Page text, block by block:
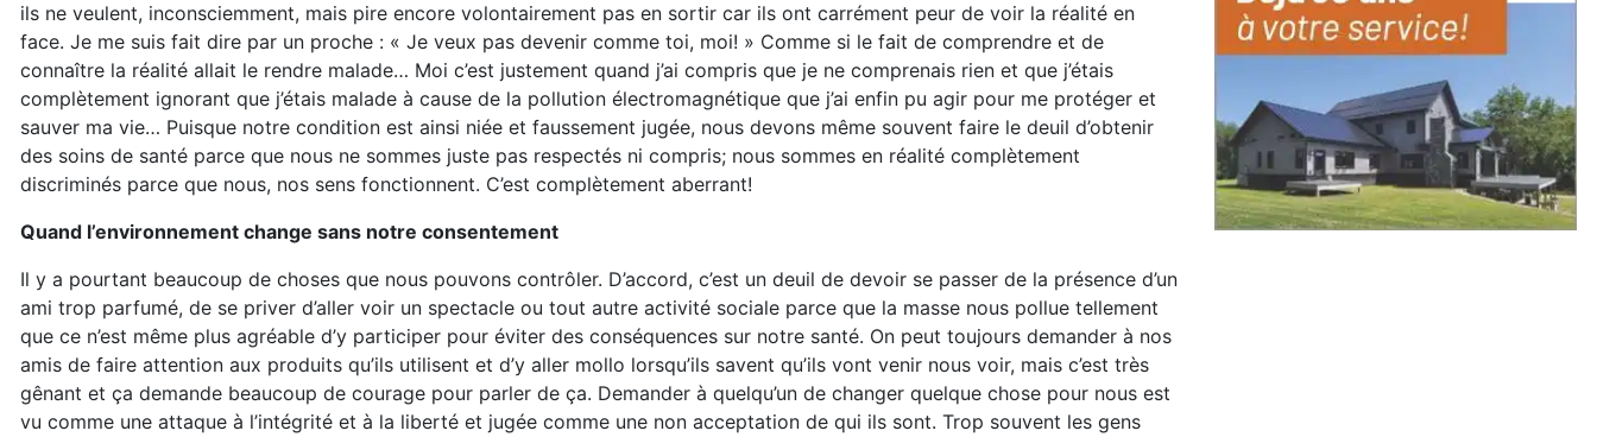
ils ne veulent, inconsciemment, mais pire encore volontairement pas en sortir car ils ont carrément peur de voir la réalité en
face. Je me suis fait dire par un proche : « Je veux pas devenir comme toi, moi! » Comme si le fait de comprendre et de
connaître la réalité allait le rendre malade… Moi c’est justement quand j’ai compris que je ne comprenais rien et que j’étais
complètement ignorant que j’étais malade à cause de la pollution électromagnétique que j’ai enfin pu agir pour me protéger et
sauver ma vie… Puisque notre condition est ainsi niée et faussement jugée, nous devons même souvent faire le deuil d’obtenir
des soins de santé parce que nous ne sommes juste pas respectés ni compris; nous sommes en réalité complètement
discriminés parce que nous, nos sens fonctionnent. C’est complètement aberrant!
Quand l’environnement change sans notre consentement
Il y a pourtant beaucoup de choses que nous pouvons contrôler. D’accord, c’est un deuil de devoir se passer de la présence d’un
ami trop parfumé, de se priver d’aller voir un spectacle ou tout autre activité sociale parce que la masse nous pollue tellement
que ce n’est même plus agréable d’y participer pour éviter des conséquences sur notre santé. On peut toujours demander à nos
amis de faire attention aux produits qu’ils utilisent et d’y aller mollo lorsqu’ils savent qu’ils vont venir nous voir, mais c’est très
gênant et ça demande beaucoup de courage pour parler de ça. Demander à quelqu’un de changer quelque chose pour nous est
vu comme une attaque à l’intégrité et à la liberté et jugée comme une non acceptation de qui ils sont. Trop souvent les gens